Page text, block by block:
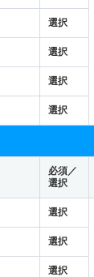
選択
選択
選択
選択
必須／
選択
選択
選択
選択